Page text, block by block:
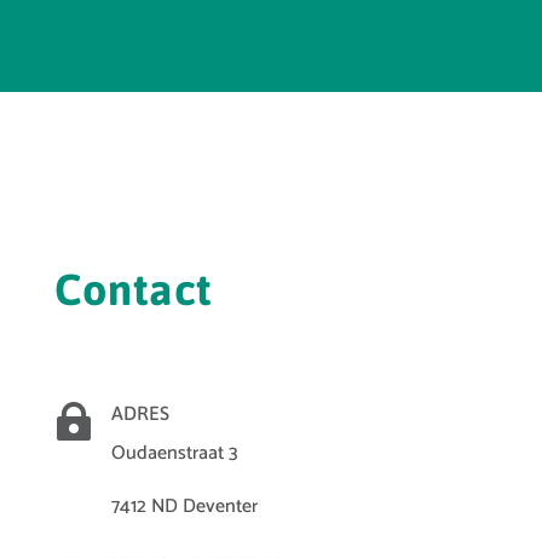
Contact
 ADRES
Oudaenstraat 3
7412 ND Deventer